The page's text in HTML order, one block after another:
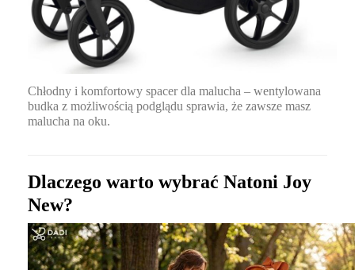
Chłodny i komfortowy spacer dla malucha – wentylowana
budka z możliwością podglądu sprawia, że zawsze masz
malucha na oku.
Dlaczego warto wybrać Natoni Joy
New?